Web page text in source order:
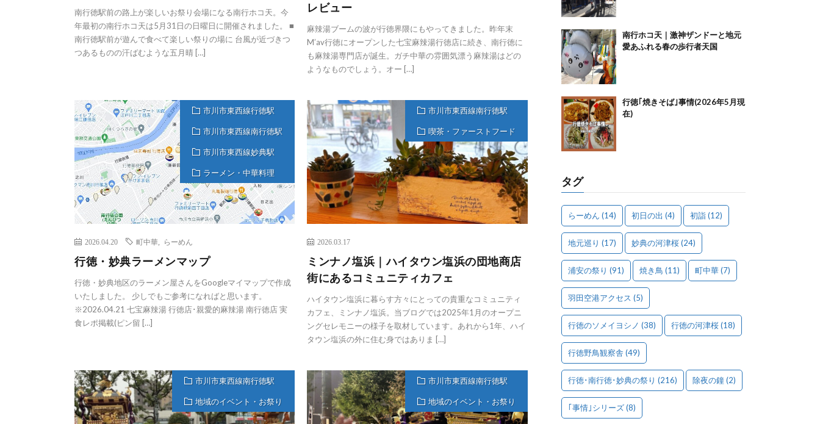
南行徳駅前の路上が楽しいお祭り会場になる南行ホコ天。今
年最初の南行ホコ天は5月31日の日曜日に開催されました。 ■
南行徳駅前が遊んで食べて楽しい祭りの場に 台風が近づきつ
つあるものの汗ばむような五月晴 […]
レビュー
麻辣湯ブームの波が行徳界隈にもやってきました。昨年末
M’av行徳にオープンした七宝麻辣湯行徳店に続き、南行徳に
も麻辣湯専門店が誕生。ガチ中華の雰囲気漂う麻辣湯はどの
ようなものでしょう。オー […]
市川市東西線行徳駅
市川市東西線南行徳駅
市川市東西線妙典駅
ラーメン・中華料理
2026.04.20 町中華 らーめん
行徳・妙典ラーメンマップ
行徳・妙典地区のラーメン屋さんをGoogleマイマップで作成
いたしました。 少しでもご参考になればと思います。
※2026.04.21 七宝麻辣湯 行徳店･親愛的麻辣湯 南行徳店 実
食レポ掲載(ピン留 […]
市川市東西線南行徳駅
喫茶・ファーストフード
2026.03.17
ミンナノ塩浜｜ハイタウン塩浜の団地商店
街にあるコミュニティカフェ
ハイタウン塩浜に暮らす方々にとっての貴重なコミュニティ
カフェ、ミンナノ塩浜。当ブログでは2025年1月のオープニ
ングセレモニーの様子を取材しています。あれから1年、ハイ
タウン塩浜の外に住む身ではありま […]
市川市東西線南行徳駅
地域のイベント・お祭り
市川市東西線南行徳駅
地域のイベント・お祭り
南行ホコ天｜激神ザンドーと地元
愛あふれる春の歩行者天国
行徳｢焼きそば｣事情(2026年5月現
在)
タグ
らーめん (14) 初日の出 (4) 初詣(12)
地元巡り (17) 妙典の河津桜(24)
浦安の祭り (91) 焼き鳥 (11) 町中華(7)
羽田空港アクセス (5)
行徳のソメイヨシノ (38) 行徳の河津桜(18)
行徳野鳥観察舎 (49)
行徳･南行徳･妙典の祭り (216) 除夜の鐘(2)
｢事情｣シリーズ(8)